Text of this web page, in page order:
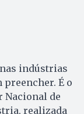
indústrias
preencher. É o
Nacional de
realizada